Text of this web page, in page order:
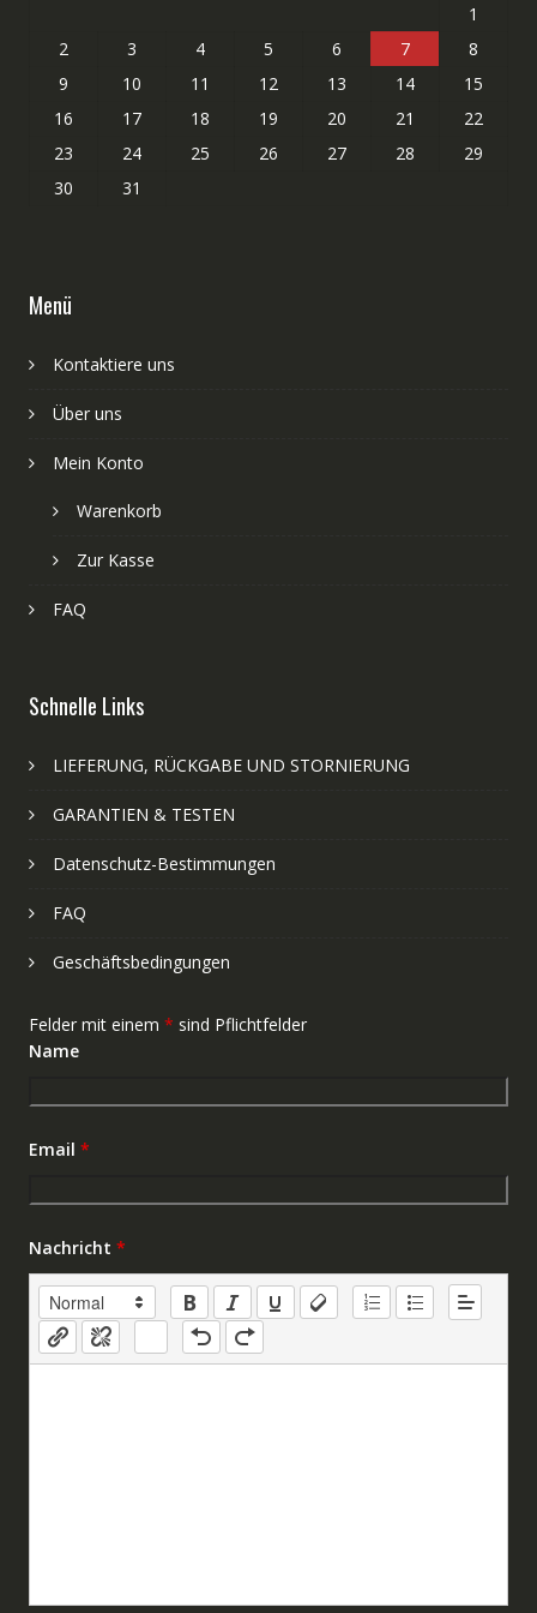
1
2
3 4 5 6 7
8
9
10 11 12 13 14
15
16
17 18 19 20 21
22
23
24 25 26 27 28
29
30
31
Menü
Kontaktiere uns
Über uns
Mein Konto
Warenkorb
Zur Kasse
FAQ
Schnelle Links
LIEFERUNG, RÜCKGABE UND STORNIERUNG
GARANTIEN & TESTEN
Datenschutz-Bestimmungen
FAQ
Geschäftsbedingungen
Felder mit einem * sind Pflichtfelder
Name
Email *
Nachricht *